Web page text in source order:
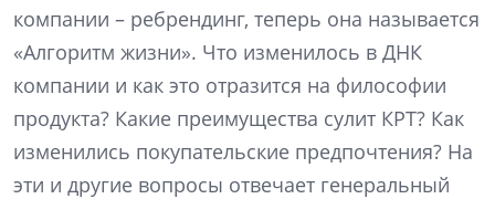
компании – ребрендинг, теперь она называется
«Алгоритм жизни». Что изменилось в ДНК
компании и как это отразится на философии
продукта? Какие преимущества сулит КРТ? Как
изменились покупательские предпочтения? На
эти и другие вопросы отвечает генеральный